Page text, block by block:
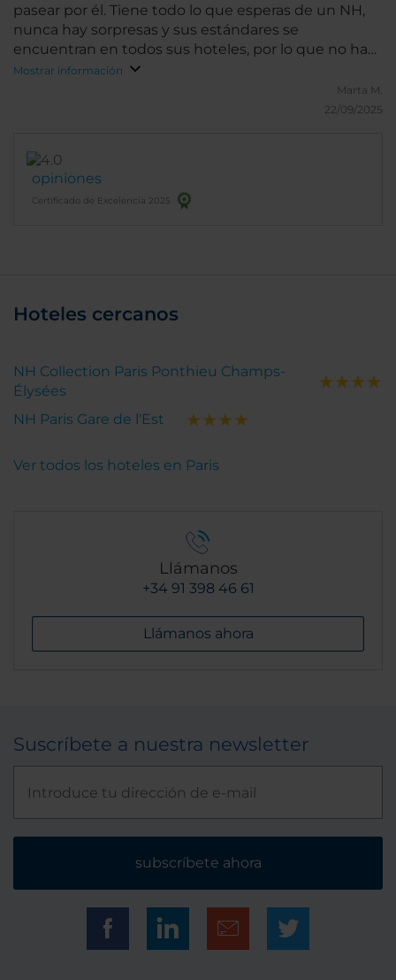
pasear por él. Tiene todo lo que esperas de un NH,
nunca hay sorpresas y sus estándares se
encuentran en todos sus hoteles, por lo que no hay
duda al reservar con ellos. El hotel está muy limpio y
actualizado. El personal es muy amable y todo son
Mostrar información
Marta M.
22/09/2025
opiniones
Certificado de Excelencia 2025
Hoteles cercanos
NH Collection Paris Ponthieu Champs-
Élysées
NH Paris Gare de l'Est
Ver todos los hoteles en Paris
Llámanos
+34 91 398 46 61
Llámanos ahora
Suscríbete a nuestra newsletter
subscríbete ahora